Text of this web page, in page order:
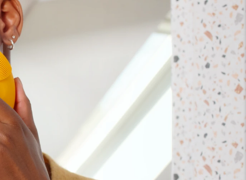
Meus aparelhos
Meus pedidos
Meus endereços
As minhas subscrições